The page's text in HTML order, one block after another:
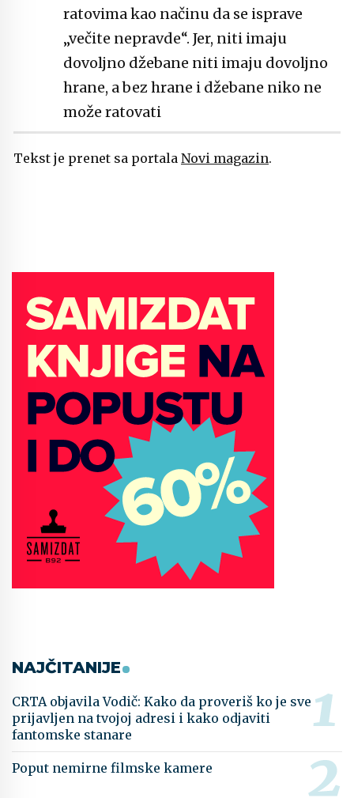
ratovima kao načinu da se isprave
„večite nepravde“. Jer, niti imaju
dovoljno džebane niti imaju dovoljno
hrane, a bez hrane i džebane niko ne
može ratovati
Tekst je prenet sa portala Novi magazin.
NAJČITANIJE
CRTA objavila Vodič: Kako da proveriš ko je sve
prijavljen na tvojoj adresi i kako odjaviti
fantomske stanare
Poput nemirne filmske kamere